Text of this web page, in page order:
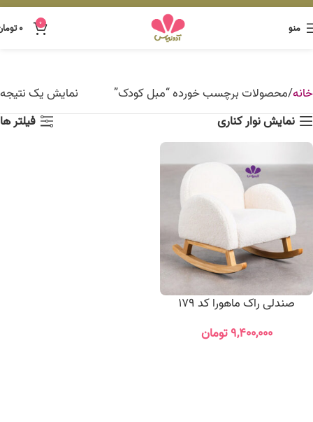
منو 0 ۰
خانه محصولات برچسب خورده “مبل کودک”
نمایش یک نتیجه
نمایش نوار کناری
فیلتر ها
صندلی راک ماهورا کد 179
۹,۴۰۰,۰۰۰ تومان